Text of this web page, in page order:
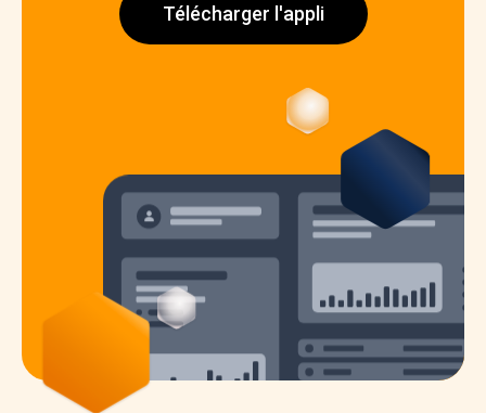
Télécharger l'appli